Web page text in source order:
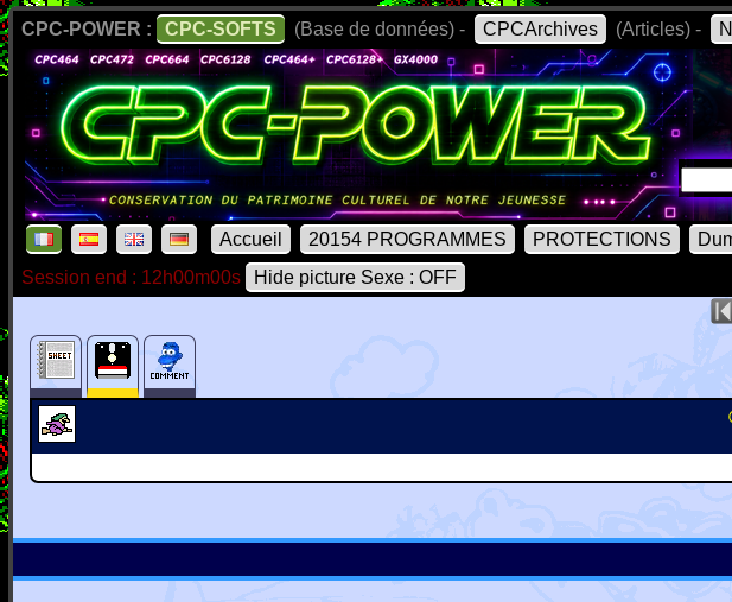
CPC-POWER : CPC-SOFTS (Base de données) - CPCArchives (Articles) -
Accueil 20154 PROGRAMMES PROTECTIONS
Session end : 12h00m00s
Hide picture Sexe : OFF